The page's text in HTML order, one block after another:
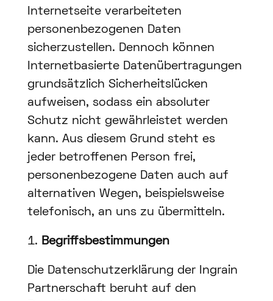
Internetseite verarbeiteten
personenbezogenen Daten
sicherzustellen. Dennoch können
Internetbasierte Datenübertragungen
grundsätzlich Sicherheitslücken
aufweisen, sodass ein absoluter
Schutz nicht gewährleistet werden
kann. Aus diesem Grund steht es
jeder betroffenen Person frei,
personenbezogene Daten auch auf
alternativen Wegen, beispielsweise
telefonisch, an uns zu übermitteln.
Begriffsbestimmungen
Die Datenschutzerklärung der Ingrain
Partnerschaft beruht auf den